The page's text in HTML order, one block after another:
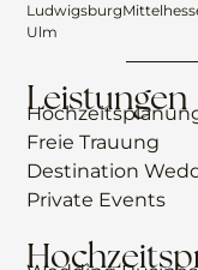
Ludwigsburg
Ulm
Leistungen
Freie Trauung
Destination
Private Events